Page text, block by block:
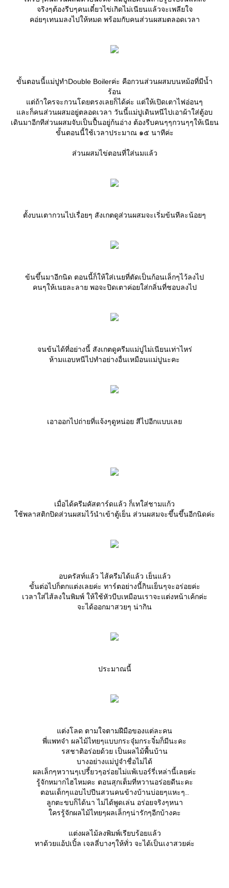
จริงๆต้องรีบๆคนเดี๋ยวไข่เกิดไม่เนียนแล้วจะเพลียใจ
คอ่ยๆเทนมลงไปให้หมด พร้อมกับคนส่วนผสมตลอดเวลา
ขั้นตอนนี้แม่ปูทำDouble Boilerค่ะ คือกวนส่วนผสมบนหม้อที่มีน้ำ
ร้อน
ต่ถ้าใครจะกวนโดยตรงเลยก็ได้ค่ะ แต่ให้เปิดเตาไฟอ่อนๆ
ละก็คนส่วนผสมอยู่ตลอดเวลา วันนี้แม่ปูเดินหนีไปเอาผ้าใส่ตู้อบ
เดินมาอีกทีส่วนผสมจับเป็นปื้นอยู่ก้นอ่าง ต้องรีบคนๆๆกวนๆๆให้เนียน
ขั้นตอนนี้ใช้เวลาประมาณ ๑๕ นาทีค่ะ
ส่วนผสมไข่ตอนที่ใส่นมแล้ว
ตั้งบนเตากวนไปเรื่อยๆ สังเกตดูส่วนผสมจะเริ่มข้นทีละน้อยๆ
ข้นขึ้นมาอีกนิด ตอนนี้ก็ให้ใส่เนยที่ตัดเป็นก้อนเล็กๆไว้ลงไป
คนๆให้เนยละลาย พอจะปิดเตาค่อยใส่กลิ่นที่ชอบลงไป
จนข้นได้ที่อย่างนี้ สังเกตดูครีมแม่ปูไม่เนียนเท่าไหร่
ห้ามแอบหนีไปทำอย่างอื่นเหมือนแม่ปูนะคะ
เอาออกไปถ่ายที่แจ้งๆดูหน่อย สีไปอีกแบบเล
เมื่อได้ครีมคัสตาร์ดแล้ว ก็เทใส่ชามแก้ว
ช้พลาสติกปิดส่วนผสมไว้นำเข้าตู้เย็น ส่วนผสมจะขึ้นขึ้นอีกนิดค่ะ
อบครัสท์แล้ว ไส้ครีมได้แล้ว เย็นแล้ว
ขั้นต่อไปก็ตกแต่งเลยค่ะ ทาร์ตอย่างนี้กินเย็นๆจะอร่อยค่ะ
เวลาใส่ไส้ลงในพิมพ์ ให้ใช้หัวบีบเหมือนเราจะแต่งหน้าเค้กค่ะ
จะได้ออกมาสวยๆ น่ากิน
ประมาณนี้
ต่งโลด ตามใจตามฝีมือของแต่ละคน
พี่แพทจ๋า ผลไม้ไทยๆแบบกระจุ๋มกระจิ๋มก็มีนะคะ
รสชาติอร่อยด้วย เป็นผลไม้พื้นบ้าน
บางอย่างแม่ปูจำชื่อไม่ได้
ผลเล็กๆหวานๆเปรี้ยวๆอร่อยไม่แพ้เบอร์รี่เหล่านี้เลยค่ะ
รู้จักหมากไฮไหมคะ ตอนสุกเต็มที่หวานอร่อยดีนะคะ
ตอนเด็กๆแอบไปปีนสวนคนข้างบ้านบ่อยๆแหะๆ..
ลูกตะขบก็ได้นา ไม่ได้พูดเล่น อร่อยจริงๆหนา
ครรู้จักผลไม้ไทยๆผลเล็กๆน่ารักๆอีกบ้างคะ
ต่งผลไม้ลงพิมพ์เรียบร้อยแล้ว
ทาด้วยแอ้ปเปิ้ล เจลลี่บางๆให้ทั่ว จะได้เป็นเงาสวยค่ะ